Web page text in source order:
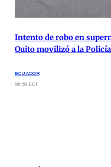
Intento de robo en
Quito movilizó a la
ECUADOR
06:59 ECT